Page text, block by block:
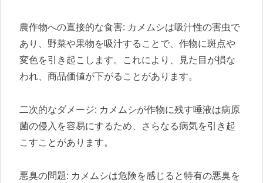
農作物への直接的な食害: カメムシは吸汁性の害虫で
あり、野菜や果物を吸汁することで、作物に斑点や
変色を引き起こします。これにより、見た目が損な
われ、商品価値が下がることがあります。
二次的なダメージ: カメムシが作物に残す唾液は病原
菌の侵入を容易にするため、さらなる病気を引き起
こすことがあります。
悪臭の問題: カメムシは危険を感じると特有の悪臭を